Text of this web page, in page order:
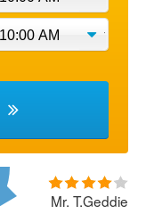
Mr. T.Geddie